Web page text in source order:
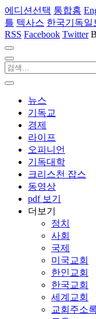
에디션선택 통합홈
틀 텍사스 한국기독일
RSS Facebook Twitter
뉴스
기독교
경제
라이프
오피니언
기독대학
크리스천 잡스
동영상
pdf 보기
더보기
정치
사회
국제
미국교회
한인교회
한국교회
세계교회
교회주소